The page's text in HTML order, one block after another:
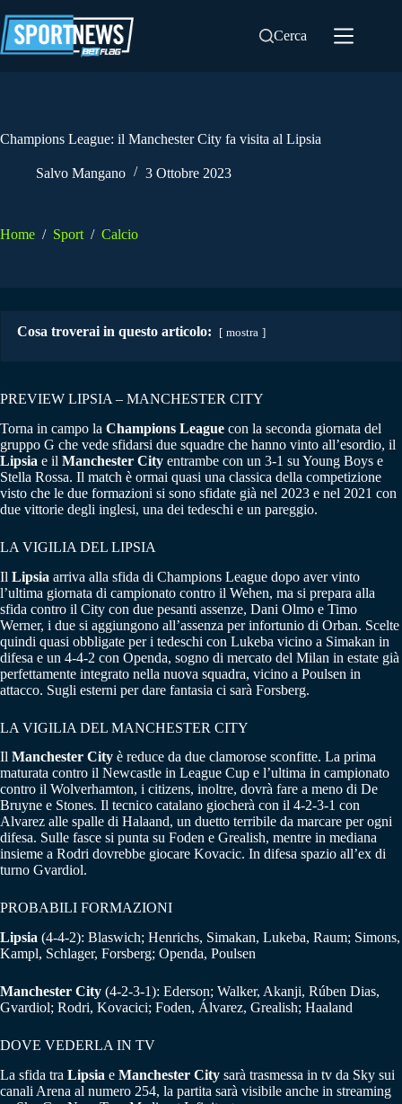
al
contenuto
Cerca
Champions League: il Manchester City fa visita al Lipsia
Salvo Mangano 3 Ottobre 2023
Home / Sport / Calcio
Cosa troverai in questo articolo: mostra
PREVIEW LIPSIA – MANCHESTER CITY
Torna in campo la Champions League con la seconda giornata del
gruppo G che vede sfidarsi due squadre che hanno vinto all’esordio, il
Lipsia e il Manchester City entrambe con un 3-1 su Young Boys e
Stella Rossa. Il match è ormai quasi una classica della competizione
visto che le due formazioni si sono sfidate già nel 2023 e nel 2021 con
due vittorie degli inglesi, una dei tedeschi e un pareggio.
LA VIGILIA DEL LIPSIA
Il Lipsia arriva alla sfida di Champions League dopo aver vinto
l’ultima giornata di campionato contro il Wehen, ma si prepara alla
sfida contro il City con due pesanti assenze, Dani Olmo e Timo
Werner, i due si aggiungono all’assenza per infortunio di Orban. Scelte
quindi quasi obbligate per i tedeschi con Lukeba vicino a Simakan in
difesa e un 4-4-2 con Openda, sogno di mercato del Milan in estate già
perfettamente integrato nella nuova squadra, vicino a Poulsen in
attacco. Sugli esterni per dare fantasia ci sarà Forsberg.
LA VIGILIA DEL MANCHESTER CITY
Il Manchester City è reduce da due clamorose sconfitte. La prima
maturata contro il Newcastle in League Cup e l’ultima in campionato
contro il Wolverhamton, i citizens, inoltre, dovrà fare a meno di De
Bruyne e Stones. Il tecnico catalano giocherà con il 4-2-3-1 con
Alvarez alle spalle di Halaand, un duetto terribile da marcare per ogni
difesa. Sulle fasce si punta su Foden e Grealish, mentre in mediana
insieme a Rodri dovrebbe giocare Kovacic. In difesa spazio all’ex di
turno Gvardiol.
PROBABILI FORMAZIONI
Lipsia (4-4-2): Blaswich; Henrichs, Simakan, Lukeba, Raum; Simons,
Kampl, Schlager, Forsberg; Openda, Poulsen
Manchester City (4-2-3-1): Ederson; Walker, Akanji, Rúben Dias,
Gvardiol; Rodri, Kovacici; Foden, Álvarez, Grealish; Haaland
DOVE VEDERLA IN TV
La sfida tra Lipsia e Manchester City sarà trasmessa in tv da Sky sui
canali Arena al numero 254, la partita sarà visibile anche in streaming